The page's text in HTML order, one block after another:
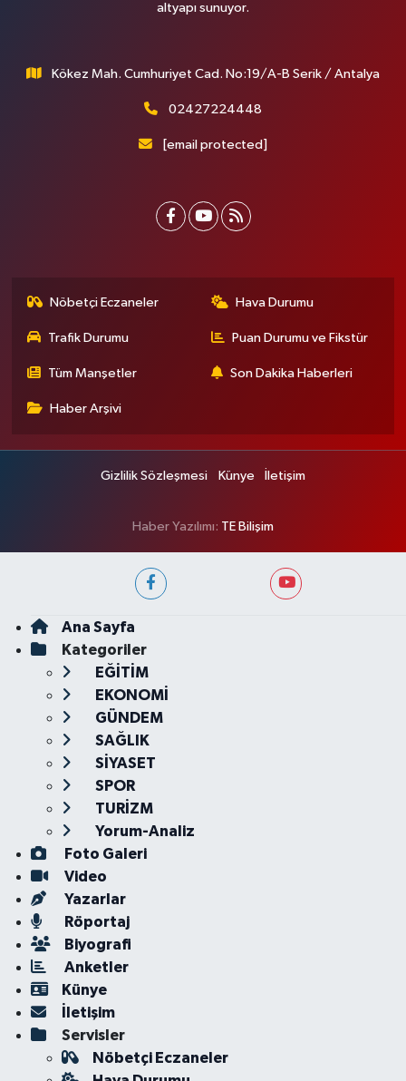
altyapı sunuyor.
Kökez Mah. Cumhuriyet Cad. No:19/A-B Serik / Antalya
02427224448
[email protected]
Nöbetçi Eczaneler Hava Durumu
Trafik Durumu Puan Durumu ve Fikstür
Tüm Manşetler Son Dakika Haberleri
Haber Arşivi
Gizlilik Sözleşmesi Künye İletişim
Haber Yazılımı: TE Bilişim
Ana Sayfa
Kategoriler
EĞİTİM
EKONOMİ
GÜNDEM
SAĞLIK
SİYASET
SPOR
TURİZM
Yorum-Analiz
Foto Galeri
Video
Yazarlar
Röportaj
Biyografi
Anketler
Künye
İletişim
Servisler
Nöbetçi Eczaneler